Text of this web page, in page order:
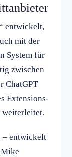
entwickelt,
mit der
System für
zwischen
ChatGPT
Extensions-
weiterleitet.
– entwickelt
Mike